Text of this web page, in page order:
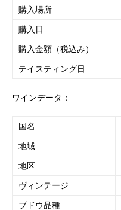
購入場所
購入日
購入金額（税込み）
テイスティング日
ワインデータ：
国名
地域
地区
ヴィンテージ
ブドウ品種